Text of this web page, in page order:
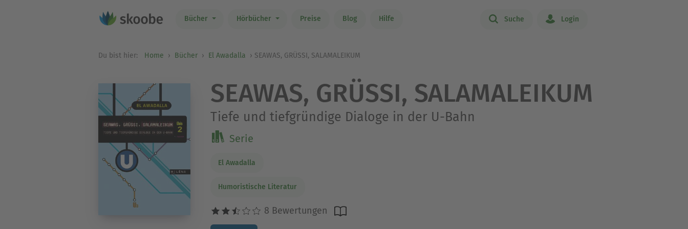
Bücher Hörbücher Preise Blog Hilfe Suche Login
Du bist hier: Home Bücher El Awadalla SEAWAS, GRÜSSI, SALAMALEIKUM
SEAWAS, GRÜSSI, SALAMALEIKUM
Tiefe und tiefgründige Dialoge in der U-Bahn
Serie
El Awadalla
Humoristische Literatur
8 Bewertungen